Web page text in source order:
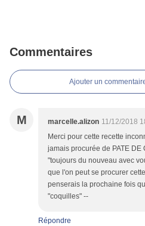
Commentaires
Ajouter un
M marcelle.alizon 11/12/2018
Merci pour cette recette
jamais procurée de PATE DE
"toujours du nouveau avec
que l'on peut se procurer
penserais la prochaine fois
"coquilles" --
Répondre